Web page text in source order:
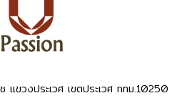
ขวงประเวศ เขตประเวศ กทม.10250